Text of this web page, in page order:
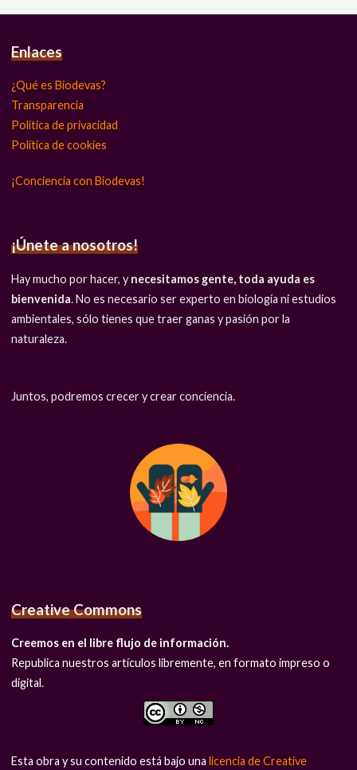
Enlaces
¿Qué es Biodevas?
Transparencia
Política de privacidad
Política de cookies
¡Conciencia con Biodevas!
¡Únete a nosotros!
Hay mucho por hacer, y necesitamos gente, toda ayuda es
bienvenida. No es necesario ser experto en biología ni estudios
ambientales, sólo tienes que traer ganas y pasión por la
naturaleza.
Juntos, podremos crecer y crear conciencia.
Creative Commons
Creemos en el libre flujo de información.
Republica nuestros artículos libremente, en formato impreso o
digital.
Esta obra y su contenido está bajo unalicencia de Creative